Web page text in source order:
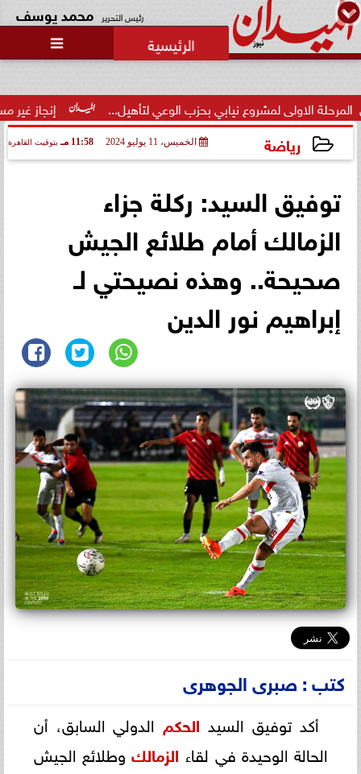
رئيس التحرير محمد يوسف

إنجاز غير لمشروع نيابي بحزب الوعي لتأهيل...
رياضة الخميس، 11 يوليو 2024 11:58 مـ بتوقيت القاهرة
توفيق السيد: ركلة جزاء
الزمالك أمام طلائع الجيش
صحيحة.. وهذه نصيحتي لـ
إبراهيم نور الدين
كتب : صبرى الجوهرى
أكد توفيق السيد الحكم الدولي السابق، أن
الحالة الوحيدة في لقاء الزمالكوطلائع الجيش